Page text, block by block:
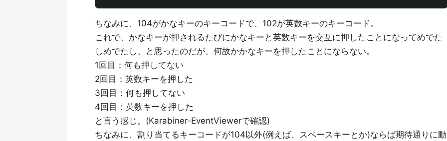
ちなみに、104がかなキーのキーコードで、102が英数キーのキーコード。
これで、かなキーが押されるたびにかなキーと英数キーを交互に押したことになってめでた
しめでたし、と思ったのだが、何故かかなキーを押したことにならない。
1回目：何も押してない
2回目：英数キーを押した
3回目：何も押してない
4回目：英数キーを押した
と言う感じ。(Karabiner-EventViewerで確認)
ちなみに、割り当てるキーコードが104以外(例えば、スペースキーとか)ならば期待通りに動